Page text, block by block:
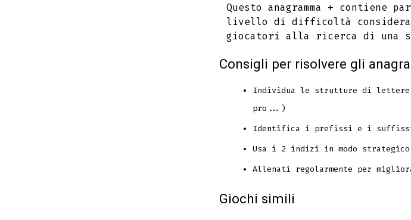
Questo anagramma + contiene
livello di difficoltà
giocatori alla ricerca di una
Consigli per risolvere gli
Individua le strutture di lettere
pro...)
Identifica i prefissi e i
Usa i 2 indizi in modo strategico
Allenati regolarmente per
Giochi simili